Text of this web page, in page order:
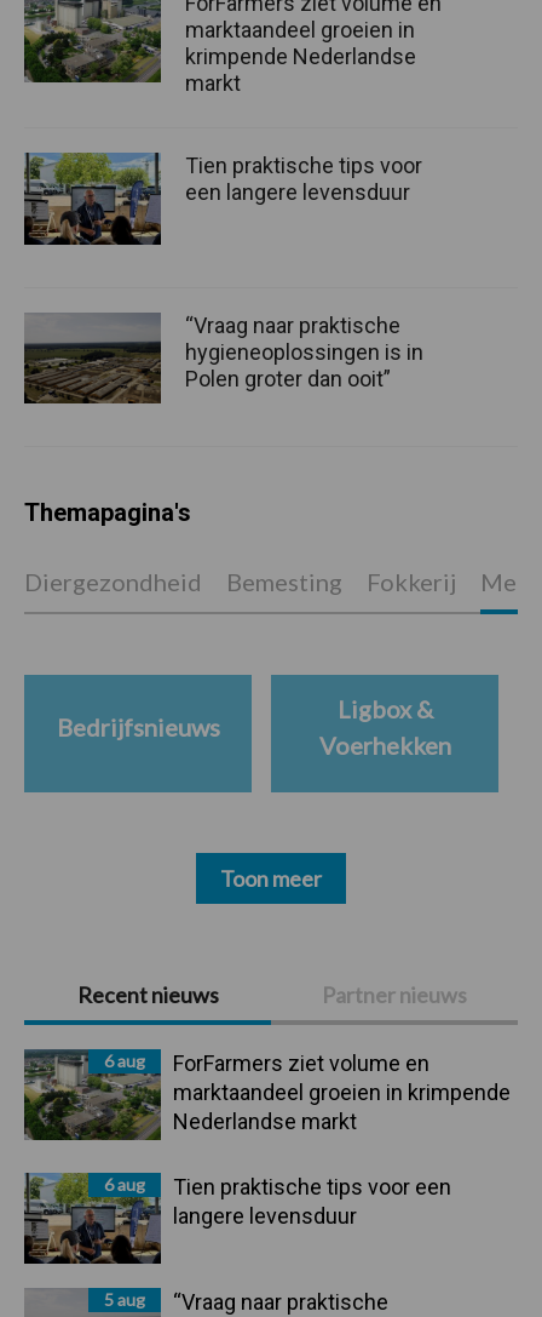
Primaire
Sidebar
Recent nieuws Partner nieuws
6 aug
ForFarmers ziet volume en
marktaandeel groeien in krimpende
Nederlandse markt
6 aug
Tien praktische tips voor een
langere levensduur
5 aug
“Vraag naar praktische
marktaandeel groeien in
krimpende Nederlandse
markt
Tien praktische tips voor
een langere levensduur
“Vraag naar praktische
hygieneoplossingen is in
Polen groter dan ooit”
Themapagina's
Diergezondheid Bemesting Fokkerij
Bedrijfsnieuws
Ligbox &
Voerhekken
Toon meer